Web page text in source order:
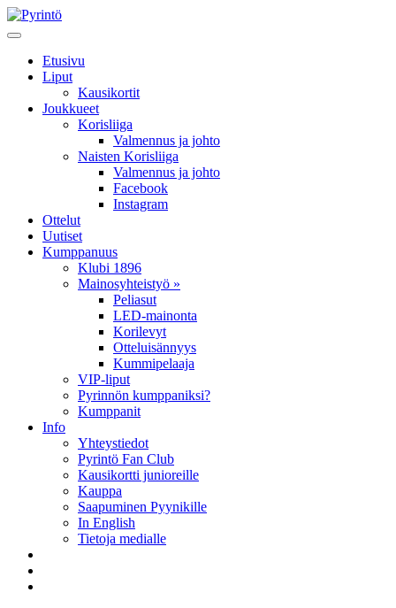
Etusivu
Liput
Kausikortit
Joukkueet
Korisliiga
Valmennus ja johto
Naisten Korisliiga
Valmennus ja johto
Facebook
Instagram
Ottelut
Uutiset
Kumppanuus
Klubi 1896
Mainosyhteistyö »
Peliasut
LED-mainonta
Korilevyt
Otteluisännyys
Kummipelaaja
VIP-liput
Pyrinnön kumppaniksi?
Kumppanit
Info
Yhteystiedot
Pyrintö Fan Club
Kausikortti junioreille
Kauppa
Saapuminen Pyynikille
In English
Tietoja medialle